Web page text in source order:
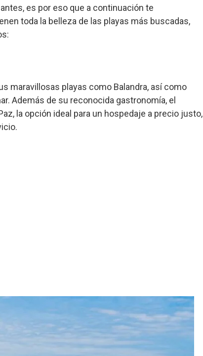
es por eso que a continuación te
toda la belleza de las playas más buscadas,
maravillosas playas como Balandra, así como
Además de su reconocida gastronomía, el
la opción ideal para un hospedaje a precio justo,